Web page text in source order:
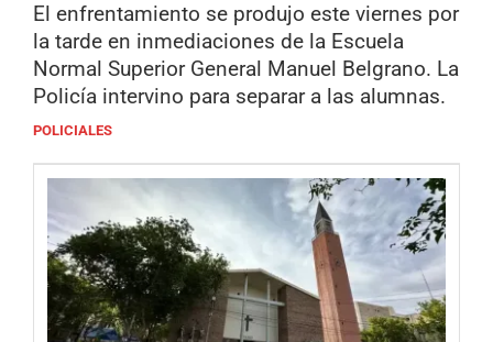
El enfrentamiento se produjo este viernes por
la tarde en inmediaciones de la Escuela
Normal Superior General Manuel Belgrano. La
Policía intervino para separar a las alumnas.
POLICIALES